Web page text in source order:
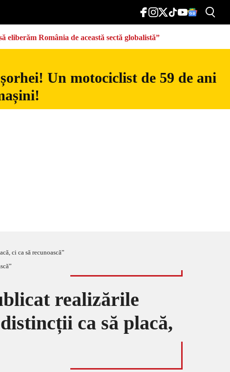
eliberăm România de această sectă globalistă”
Un motociclist de 59 de ani
ci ca să recunoască”
realizările
ca să placă,